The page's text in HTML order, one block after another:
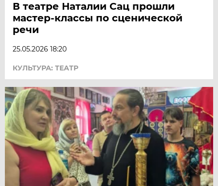
В театре Наталии Сац прошли
мастер-классы по сценической
речи
25.05.2026 18:20
КУЛЬТУРА: ТЕАТР